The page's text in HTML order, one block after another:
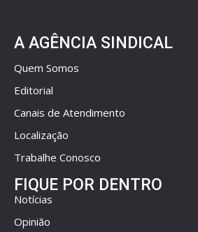
A AGÊNCIA SINDICAL
Quem Somos
Editorial
Canais de Atendimento
Localização
Trabalhe Conosco
FIQUE POR DENTRO
Notícias
Opinião